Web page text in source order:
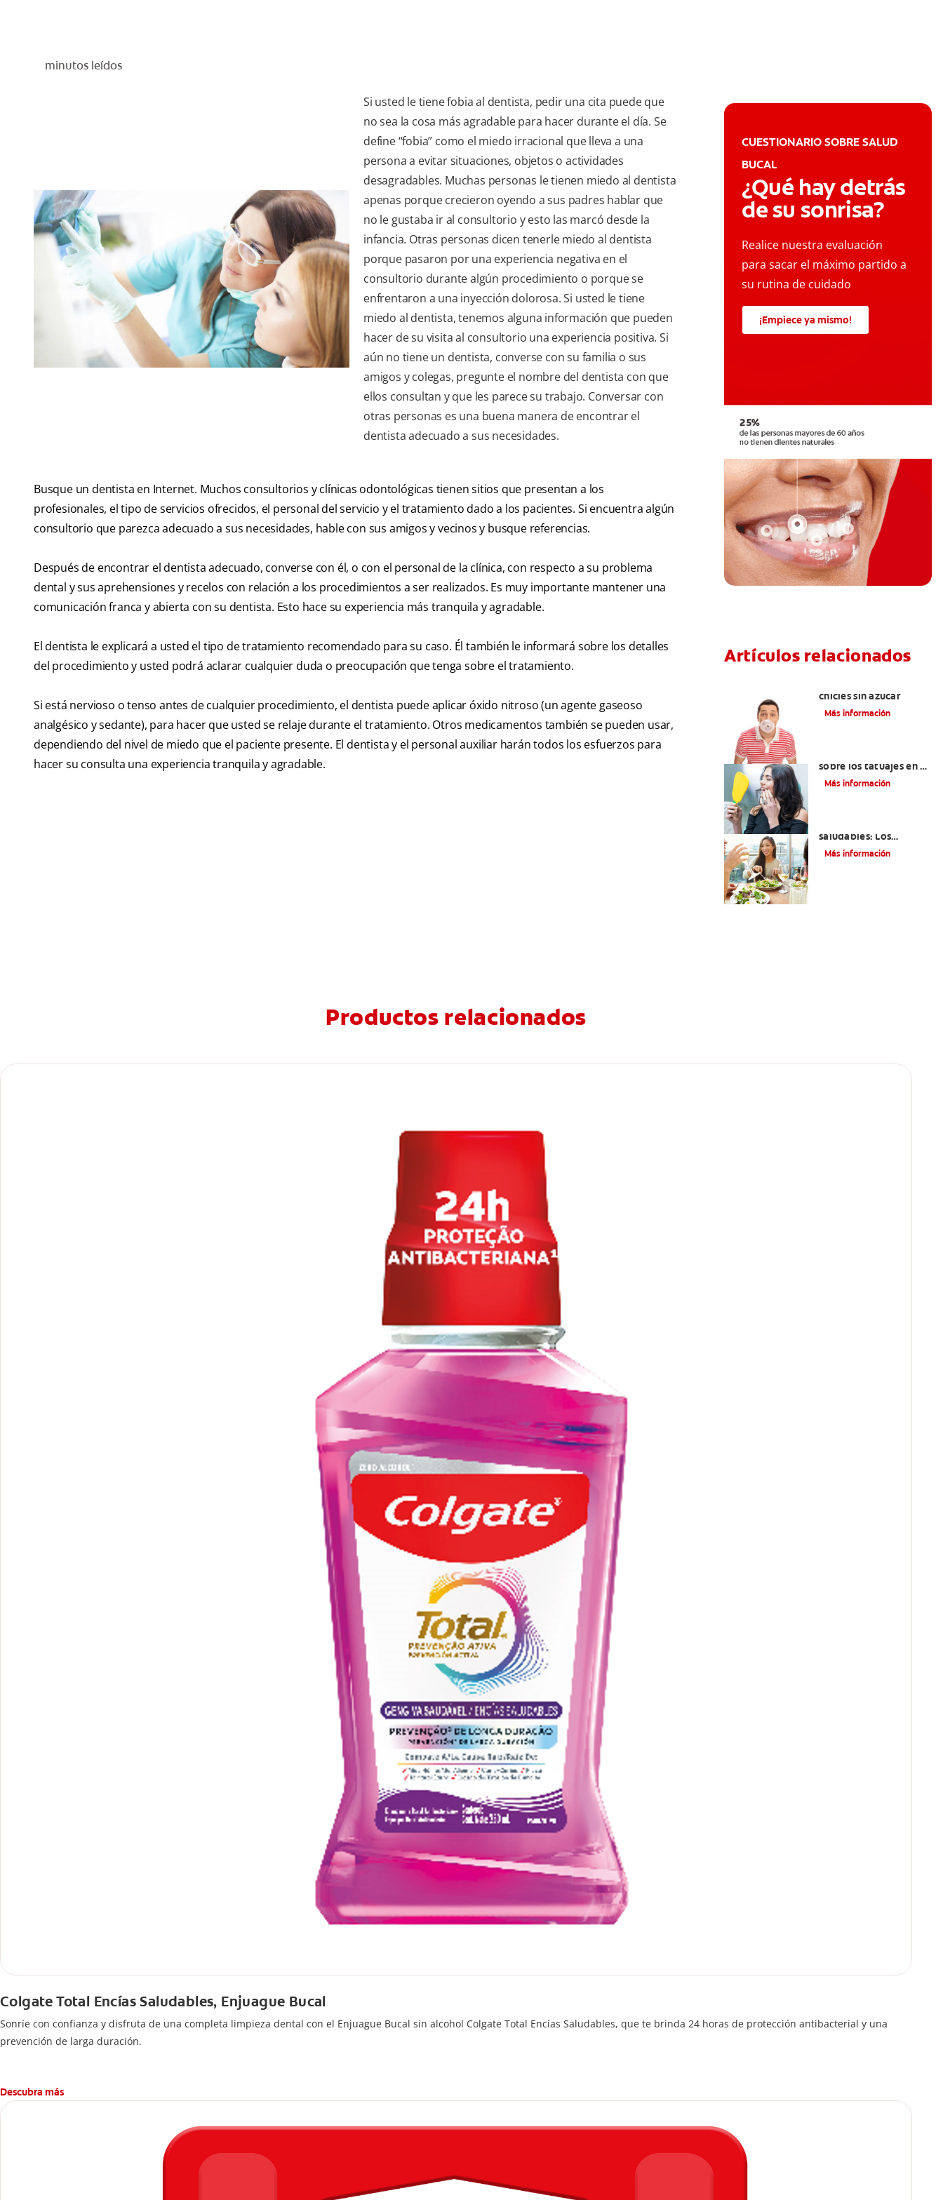
minutos leídos
Si usted le tiene fobia al dentista, pedir una cita puede que
no sea la cosa más agradable para hacer durante el día. Se
define “fobia” como el miedo irracional que lleva a una
persona a evitar situaciones, objetos o actividades
desagradables. Muchas personas le tienen miedo al dentista
apenas porque crecieron oyendo a sus padres hablar que
no le gustaba ir al consultorio y esto las marcó desde la
infancia. Otras personas dicen tenerle miedo al dentista
porque pasaron por una experiencia negativa en el
consultorio durante algún procedimiento o porque se
enfrentaron a una inyección dolorosa. Si usted le tiene
miedo al dentista, tenemos alguna información que pueden
hacer de su visita al consultorio una experiencia positiva. Si
aún no tiene un dentista, converse con su familia o sus
amigos y colegas, pregunte el nombre del dentista con que
ellos consultan y que les parece su trabajo. Conversar con
otras personas es una buena manera de encontrar el
dentista adecuado a sus necesidades.
Busque un dentista en Internet. Muchos consultorios y clínicas odontológicas tienen sitios que presentan a los
profesionales, el tipo de servicios ofrecidos, el personal del servicio y el tratamiento dado a los pacientes. Si encuentra algún
consultorio que parezca adecuado a sus necesidades, hable con sus amigos y vecinos y busque referencias.
Después de encontrar el dentista adecuado, converse con él, o con el personal de la clínica, con respecto a su problema
dental y sus aprehensiones y recelos con relación a los procedimientos a ser realizados. Es muy importante mantener una
comunicación franca y abierta con su dentista. Esto hace su experiencia más tranquila y agradable.
El dentista le explicará a usted el tipo de tratamiento recomendado para su caso. Él también le informará sobre los detalles
del procedimiento y usted podrá aclarar cualquier duda o preocupación que tenga sobre el tratamiento.
Si está nervioso o tenso antes de cualquier procedimiento, el dentista puede aplicar óxido nitroso (un agente gaseoso
analgésico y sedante), para hacer que usted se relaje durante el tratamiento. Otros medicamentos también se pueden usar,
dependiendo del nivel de miedo que el paciente presente. El dentista y el personal auxiliar harán todos los esfuerzos para
hacer su consulta una experiencia tranquila y agradable.
CUESTIONARIO SOBRE SALUD
BUCAL
¿Qué hay detrás
de su sonrisa?
Realice nuestra evaluación
para sacar el máximo partido a
su rutina de cuidado
¡Empiece ya mismo!
Artículos relacionados
chicles sin azúcar
Más información
sobre los tatuajes en el
labio
Más información
saludables: Los
mejores siete
Más información
Productos relacionados
Colgate Total Encías Saludables, Enjuague Bucal
Sonríe con confianza y disfruta de una completa limpieza dental con el Enjuague Bucal sin alcohol Colgate Total Encías Saludables, que te brinda 24 horas de protección antibacterial y una
prevención de larga duración.
Descubra más